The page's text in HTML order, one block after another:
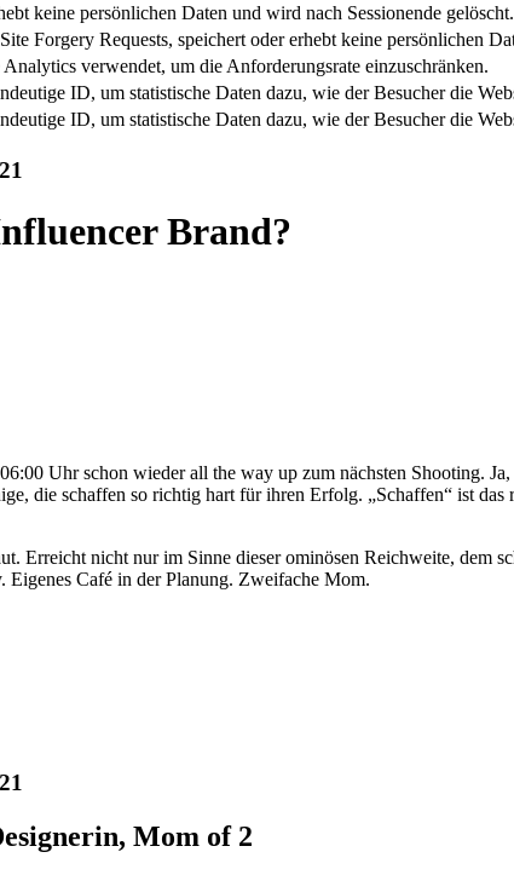
keine persönlichen Daten und wird nach Sessionende gelöscht.
Forgery Requests, speichert oder erhebt keine persönlichen
verwendet, um die Anforderungsrate einzuschränken.
ID, um statistische Daten dazu, wie der Besucher die
ID, um statistische Daten dazu, wie der Besucher die
Brand?
Uhr schon wieder all the way up zum nächsten Shooting.
die schaffen so richtig hart für ihren Erfolg. „Schaffen“ ist
Erreicht nicht nur im Sinne dieser ominösen Reichweite,
Café in der Planung. Zweifache Mom.
Mom of 2